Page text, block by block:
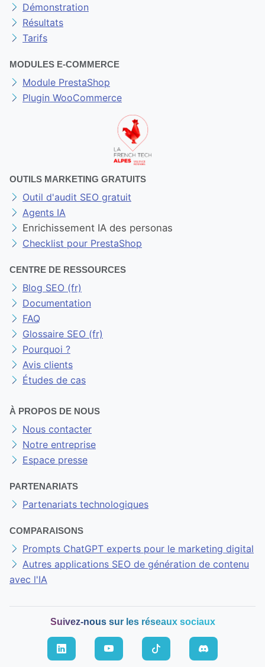
Démonstration
Résultats
Tarifs
MODULES E-COMMERCE
Module PrestaShop
Plugin WooCommerce
OUTILS MARKETING GRATUITS
Outil d'audit SEO gratuit
Agents IA
Enrichissement IA des personas
Checklist pour PrestaShop
CENTRE DE RESSOURCES
Blog SEO (fr)
Documentation
FAQ
Glossaire SEO (fr)
Pourquoi ?
Avis clients
Études de cas
À PROPOS DE NOUS
Nous contacter
Notre entreprise
Espace presse
PARTENARIATS
Partenariats technologiques
COMPARAISONS
Prompts ChatGPT experts pour le marketing digital
Autres applications SEO de génération de contenu
avec l'IA
Suivez-nous sur les réseaux sociaux